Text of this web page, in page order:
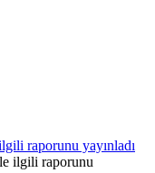
raporunu yayınladı